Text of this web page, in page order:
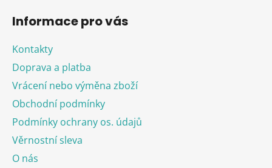
Informace pro vás
Kontakty
Doprava a platba
Vrácení nebo výměna zboží
Obchodní podmínky
Podmínky ochrany os. údajů
Věrnostní sleva
O nás